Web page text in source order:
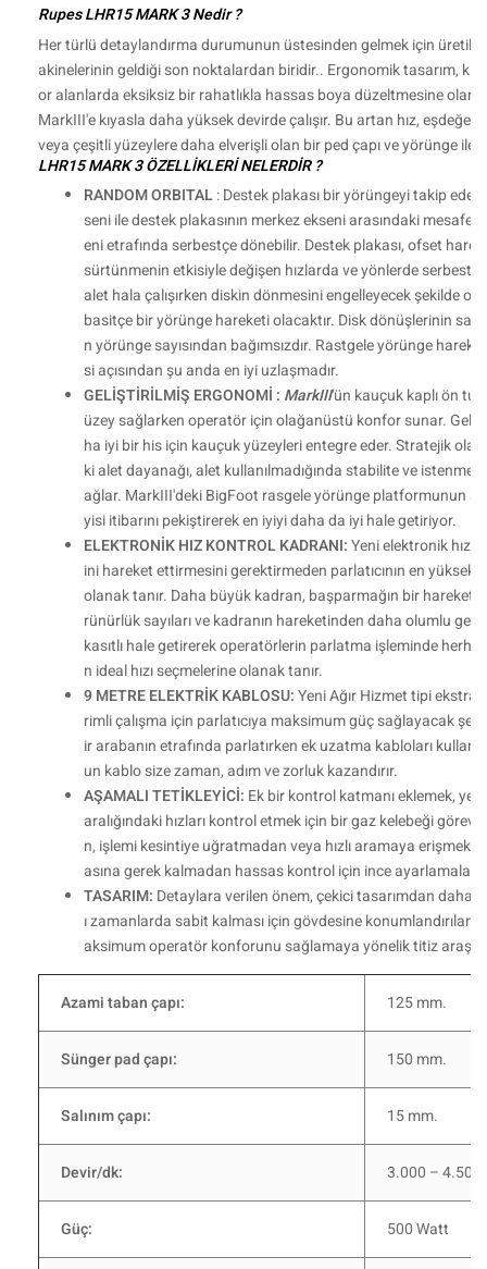
Rupes LHR15 MARK 3 Nedir ?
Her türlü detaylandırma durumunun üstesinden gelmek için
akinelerinin geldiği son noktalardan biridir.. Ergonomik tasarım,
or alanlarda eksiksiz bir rahatlıkla hassas boya düzeltmesine
MarkIII'e kıyasla daha yüksek devirde çalışır. Bu artan hız,
veya çeşitli yüzeylere daha elverişli olan bir ped çapı ve yörünge ile
LHR15 MARK 3 ÖZELLİKLERİ NELERDİR ?
RANDOM ORBITAL: Destek plakası bir yörüngeyi takip
seni ile destek plakasının merkez ekseni arasındaki
eni etrafında serbestçe dönebilir. Destek plakası, ofset
sürtünmenin etkisiyle değişen hızlarda ve yönlerde
alet hala çalışırken diskin dönmesini engelleyecek şekilde
basitçe bir yörünge hareketi olacaktır. Disk dönüşlerinin
n yörünge sayısından bağımsızdır. Rastgele yörünge
si açısından şu anda en iyi uzlaşmadır.
GELİŞTİRİLMİŞ ERGONOMİ : MarkIII'ün kauçuk kaplı ön
üzey sağlarken operatör için olağanüstü konfor sunar.
ha iyi bir his için kauçuk yüzeyleri entegre eder. Stratejik
ki alet dayanağı, alet kullanılmadığında stabilite ve
ağlar. MarkIII'deki BigFoot rasgele yörünge platformunun
yisi itibarını pekiştirerek en iyiyi daha da iyi hale getiriyor.
ELEKTRONİK HIZ KONTROL KADRANI:Yeni elektronik hız
ini hareket ettirmesini gerektirmeden parlatıcının en yüksek
olanak tanır. Daha büyük kadran, başparmağın bir
rünürlük sayıları ve kadranın hareketinden daha olumlu
kasıtlı hale getirerek operatörlerin parlatma işleminde
n ideal hızı seçmelerine olanak tanır.
9 METRE ELEKTRİK KABLOSU:Yeni Ağır Hizmet tipi ekstra
rimli çalışma için parlatıcıya maksimum güç sağlayacak
ir arabanın etrafında parlatırken ek uzatma kabloları
un kablo size zaman, adım ve zorluk kazandırır.
AŞAMALI TETİKLEYİCİ: Ek bir kontrol katmanı eklemek,
aralığındaki hızları kontrol etmek için bir gaz kelebeği
n, işlemi kesintiye uğratmadan veya hızlı aramaya erişmek
asına gerek kalmadan hassas kontrol için ince ayarlamalar
TASARIM: Detaylara verilen önem, çekici tasarımdan daha
ı zamanlarda sabit kalması için gövdesine konumlandırılan
aksimum operatör konforunu sağlamaya yönelik titiz
Azami taban çapı: 125 mm.
Sünger pad çapı: 150 mm.
Salınım çapı: 15 mm.
Devir/dk: 3.000 – 4.500
Güç: 500 Watt